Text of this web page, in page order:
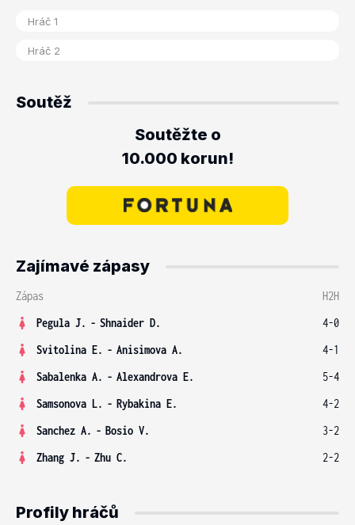
Soutěž
Soutěžte o
10.000 korun!
Zajímavé zápasy
Zápas
H2H
Pegula J. - Shnaider D.
4-0
Svitolina E. - Anisimova A.
4-1
Sabalenka A. - Alexandrova E.
5-4
Samsonova L. - Rybakina E.
4-2
Sanchez A. - Bosio V.
3-2
Zhang J. - Zhu C. 2-2
Profily hráčů